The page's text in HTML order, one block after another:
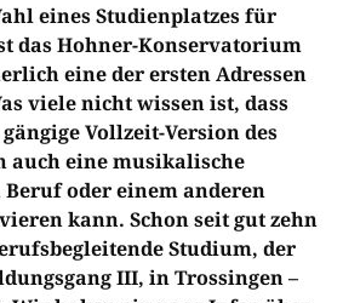
eines Studienplatzes für
das Hohner-Konservatorium
eine der ersten Adressen
viele nicht wissen ist, dass
Vollzeit-Version des
auch eine musikalische
oder einem anderen
kann. Schon seit gut zehn
Studium, der
III, in Trossingen –